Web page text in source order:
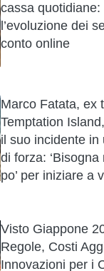
cassa quotidiane:
l’evoluzione dei
conto online
Marco Fatata, ex
Temptation
il suo incidente in
di forza: ‘Bisogna
po’ per iniziare a
Visto Giappone
Regole, Costi
Innovazioni per i